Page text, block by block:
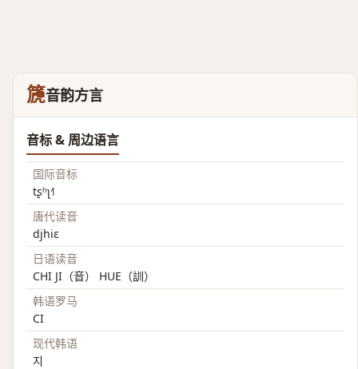
篪音韵方言
音标 & 周边语言
国际音标
tʂʰʅ˧˥
唐代读音
djhiɛ
日语读音
CHI JI（音） HUE（訓）
韩语罗马
CI
现代韩语
지